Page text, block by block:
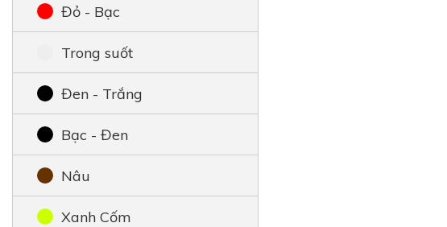
Đỏ - Bạc
Trong suốt
Đen - Trắng
Bạc - Đen
Nâu
Xanh Cốm